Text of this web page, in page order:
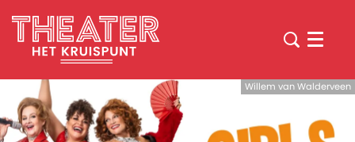
Menu
Willem van Walderveen